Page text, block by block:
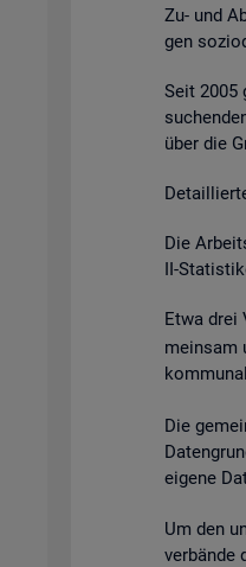
Zu- und
gen
Seit 2005
über die
Die
II-
Etwa drei
mein­sam
Die
ei­ge­ne
Um den
ver­bän­de